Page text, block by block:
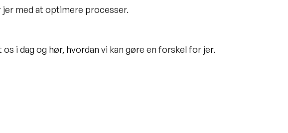
med at optimere processer.
os i dag og hør, hvordan vi kan gøre en forskel for jer.